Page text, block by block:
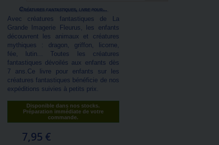
Créatures fantastiques, livre pour...
Avec créatures fantastiques de La
Grande Imagerie Fleurus, les enfants
découvrent les animaux et créatures
mythiques : dragon, griffon, licorne,
fée, lutin... Toutes les créatures
fantastiques dévoilés aux enfants dès
7 ans.Ce livre pour enfants sur les
créatures fantastiques bénéficie de nos
expéditions suivies à petits prix.
Disponible dans nos stocks.
Préparation immédiate de votre
commande.
7,95 €